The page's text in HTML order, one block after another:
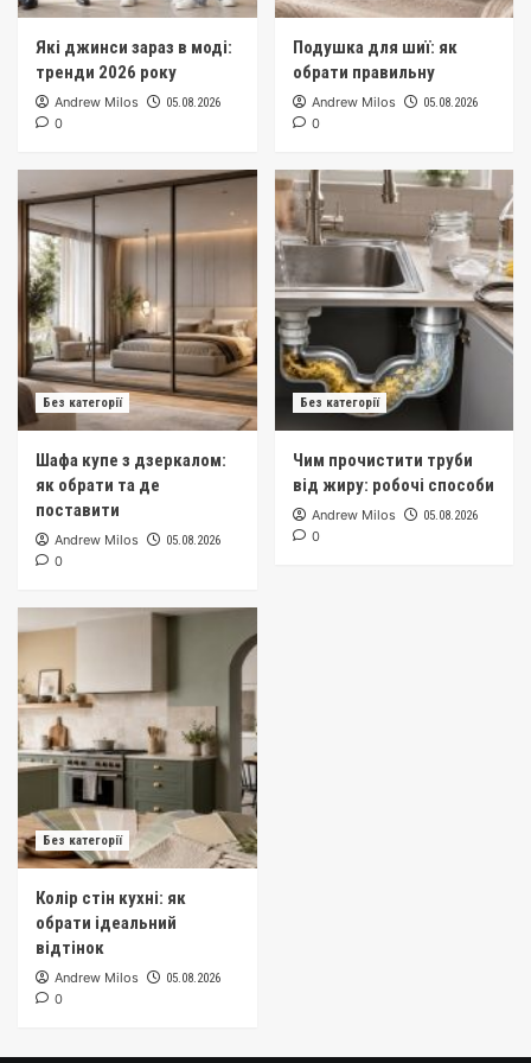
Які джинси зараз в моді:
тренди 2026 року
Andrew Milos 05.08.2026
0
Подушка для шиї: як
обрати правильну
Andrew Milos 05.08.2026
0
Без категорії
Шафа купе з дзеркалом:
як обрати та де
поставити
Andrew Milos 05.08.2026
0
Без категорії
Чим прочистити труби
від жиру: робочі способи
Andrew Milos 05.08.2026
0
Без категорії
Колір стін кухні: як
обрати ідеальний
відтінок
Andrew Milos 05.08.2026
0